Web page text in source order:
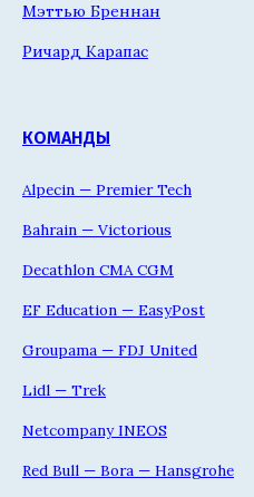
Мэттью Бреннан
Ричард Карапас
КОМАНДЫ
Alpecin — Premier Tech
Bahrain — Victorious
Decathlon CMA CGM
EF Education — EasyPost
Groupama — FDJ United
Lidl — Trek
Netcompany INEOS
Red Bull — Bora — Hansgrohe